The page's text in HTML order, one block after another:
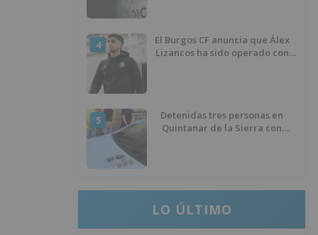
4
El Burgos CF anuncia que Álex
Lizancos ha sido operado con
5
Detenidas tres personas en
Quintanar de la Sierra con
LO ÚLTIMO